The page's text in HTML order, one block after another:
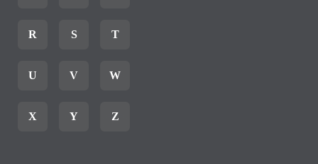
R S T
U V W
X Y Z